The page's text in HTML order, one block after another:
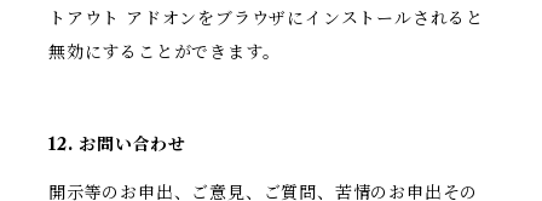
トアウト アドオンをブラウザにインストールされると
無効にすることができます。
12. お問い合わせ
開示等のお申出、ご意見、ご質問、苦情のお申出その